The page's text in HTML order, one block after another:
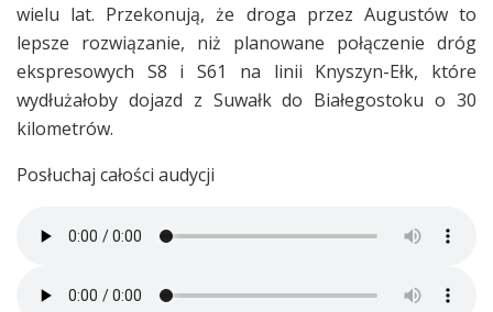
wielu lat. Przekonują, że droga przez Augustów to
lepsze rozwiązanie, niż planowane połączenie dróg
ekspresowych S8 i S61 na linii Knyszyn-Ełk, które
wydłużałoby dojazd z Suwałk do Białegostoku o 30
kilometrów.
Posłuchaj całości audycji